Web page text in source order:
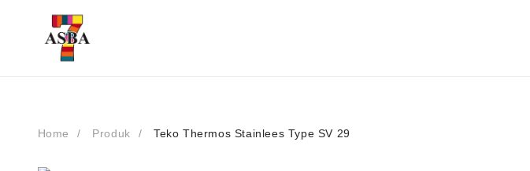
Home Produk Teko Thermos Stainlees Type SV 29